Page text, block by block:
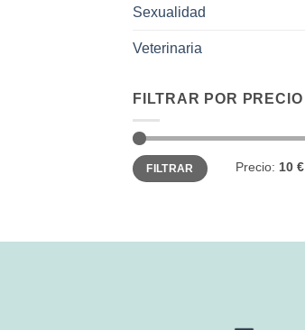
Sexualidad
Veterinaria
FILTRAR POR PRECIO
Precio
mínimo
Precio
máximo
FILTRAR Precio: 10 €